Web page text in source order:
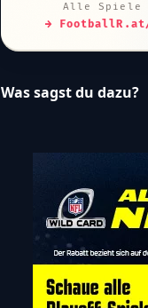
Alle Spiele
→
Was sagst du dazu?